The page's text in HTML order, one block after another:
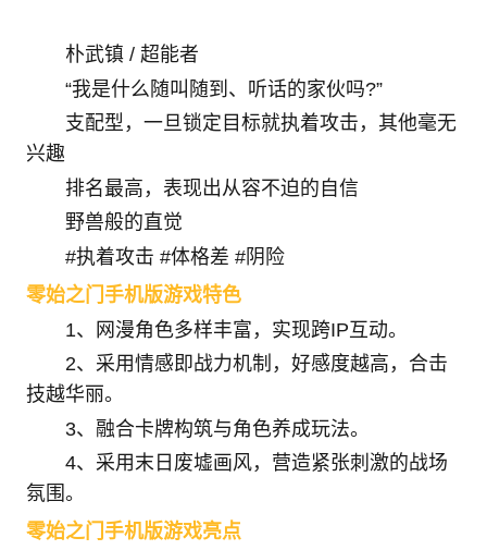
朴武镇 / 超能者
“我是什么随叫随到、听话的家伙吗?”
支配型，一旦锁定目标就执着攻击，其他毫无
兴趣
排名最高，表现出从容不迫的自信
野兽般的直觉
#执着攻击 #体格差 #阴险
零始之门手机版游戏特色
1、网漫角色多样丰富，实现跨IP互动。
2、采用情感即战力机制，好感度越高，合击
技越华丽。
3、融合卡牌构筑与角色养成玩法。
4、采用末日废墟画风，营造紧张刺激的战场
氛围。
零始之门手机版游戏亮点